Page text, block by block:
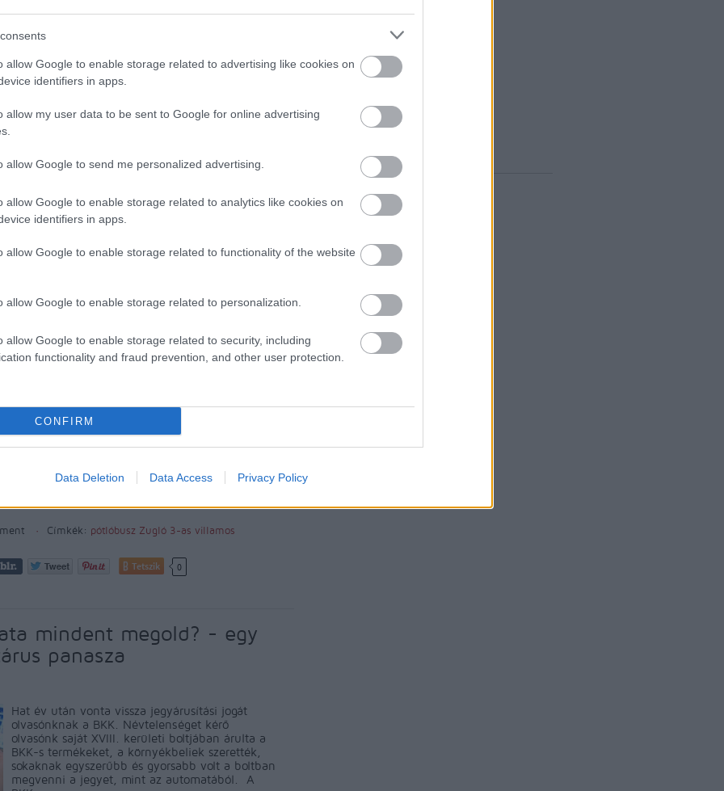
allow Google to enable storage related to advertising like cookies on
identifiers in apps.
allow my user data to be sent to Google for online advertising
allow Google to send me personalized advertising.
allow Google to enable storage related to analytics like cookies on
identifiers in apps.
allow Google to enable storage related to functionality of the website
allow Google to enable storage related to personalization.
allow Google to enable storage related to security, including
functionality and fraud prevention, and other user protection.
CONFIRM
Data Deletion Data Access Privacy Policy
Államkincstár által kibocsátott igazolvánnyal
metrózott a napokban Tímea és fia. Az érvényes
lejárt kártya is, amelyet az ellenőr bevont.
Tímea szerint az ellenőr ezt nem tehette volna
Címkék:ellenőr MÁK-kártya
a 3-as
utasait. Olvasónk beszámolója szerint azonban a
pótlás korántsem volt kielégítő. Tömött
buszokról, megállóban rekedt vagy inkább a
gyaloglást választó utasokról számolt be
Címkék: pótlóbusz Zugló 3-as villamos
Tetszik 0
mindent megold? - egy
panasza
Hat év után vonta vissza jegyárusítási jogát
olvasónknak a BKK. Névtelenséget kérő
olvasónk saját XVIII. kerületi boltjában árulta a
BKK-s termékeket, a környékbeliek szerették,
sokaknak egyszerűbb és gyorsabb volt a boltban
megvenni a jegyet, mint az automatából. A
2014 augusztus (12
14)
2014 június (13
2014 május (12
BKV-figyelő RSS
bejegyzések
kommentek